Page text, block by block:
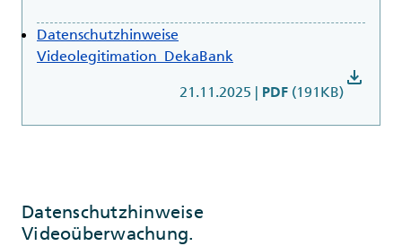
Datenschutzhinweise
Videolegitimation_DekaBank
21.11.2025 | PDF (191KB)
download
Datenschutzhinweise
Videoüberwachung.